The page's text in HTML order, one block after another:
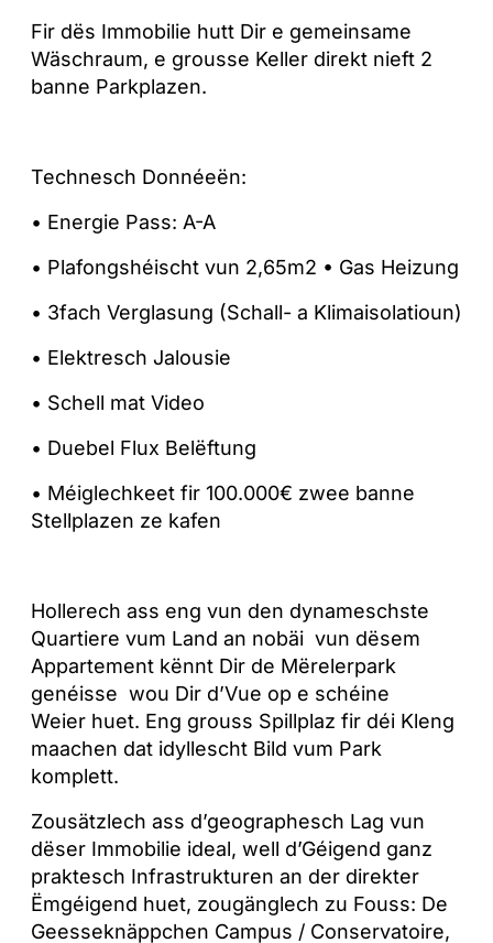
Fir dës Immobilie hutt Dir e gemeinsame
Wäschraum, e grousse Keller direkt nieft 2
banne Parkplazen.
Technesch Donnéeën:
• Energie Pass: A-A
• Plafongshéischt vun 2,65m2 • Gas Heizung
• 3fach Verglasung (Schall- a Klimaisolatioun)
• Elektresch Jalousie
• Schell mat Video
• Duebel Flux Belëftung
• Méiglechkeet fir 100.000€ zwee banne
Stellplazen ze kafen
Hollerech ass eng vun den dynameschste
Quartiere vum Land an nobäi vun dësem
Appartement kënnt Dir de Mërelerpark
genéisse wou Dir d’Vue op e schéine
Weier huet. Eng grouss Spillplaz fir déi Kleng
maachen dat idyllescht Bild vum Park
komplett.
Zousätzlech ass d’geographesch Lag vun
dëser Immobilie ideal, well d’Géigend ganz
praktesch Infrastrukturen an der direkter
Ëmgéigend huet, zougänglech zu Fouss: De
Geesseknäppchen Campus / Conservatoire,